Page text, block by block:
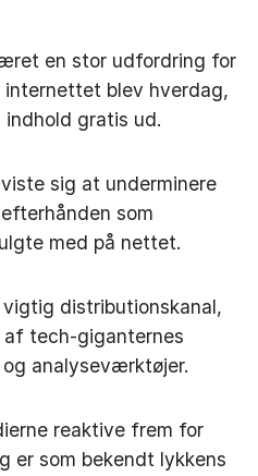
en stor udfordring for
internettet blev hverdag,
indhold gratis ud.
sig at underminere
som
med på nettet.
distributionskanal,
tech-giganternes
analyseværktøjer.
reaktive frem for
er som bekendt lykkens